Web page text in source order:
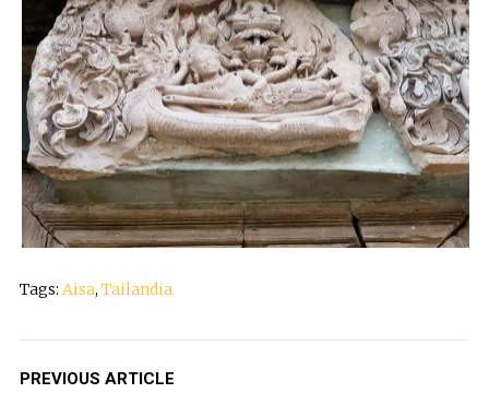
Tags: Aisa, Tailandia
PREVIOUS ARTICLE